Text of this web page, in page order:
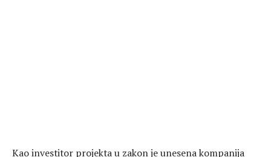
Kao investitor projekta u zakon je unesena kompanija